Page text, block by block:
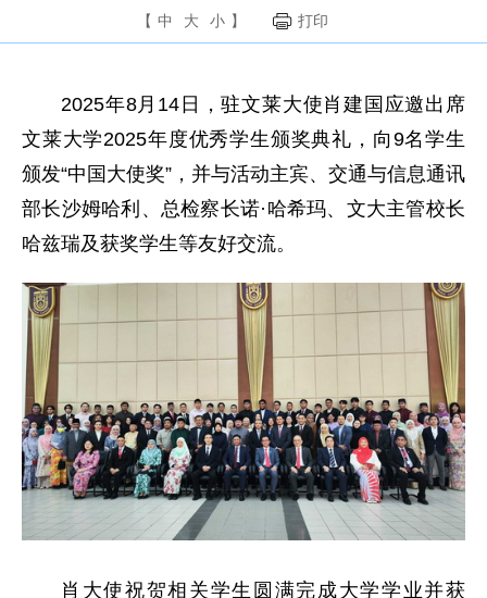
【 中 大 小 】 打印
2025年8月14日，驻文莱大使肖建国应邀出席
文莱大学2025年度优秀学生颁奖典礼，向9名学生
颁发“中国大使奖”，并与活动主宾、交通与信息通讯
部长沙姆哈利、总检察长诺·哈希玛、文大主管校长
哈兹瑞及获奖学生等友好交流。
肖大使祝贺相关学生圆满完成大学学业并获